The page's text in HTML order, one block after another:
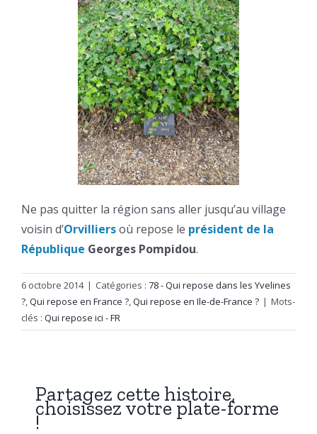
Ne pas quitter la région sans aller jusqu’au village
voisin d’Orvilliersoù repose le président de la
République Georges Pompidou.
6 octobre 2014 | Catégories : 78 - Qui repose dans les Yvelines
?,Qui repose en France ?,Qui repose en Ile-de-France ? | Mots-
clés : Qui repose ici - FR
Partagez cette histoire,
choisissez votre plate-forme
!